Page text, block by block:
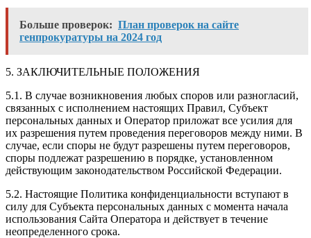
Больше проверок: План проверок на сайте
генпрокуратуры на 2024 год
5. ЗАКЛЮЧИТЕЛЬНЫЕ ПОЛОЖЕНИЯ
5.1. В случае возникновения любых споров или разногласий,
связанных с исполнением настоящих Правил, Субъект
персональных данных и Оператор приложат все усилия для
их разрешения путем проведения переговоров между ними. В
случае, если споры не будут разрешены путем переговоров,
споры подлежат разрешению в порядке, установленном
действующим законодательством Российской Федерации.
5.2. Настоящие Политика конфиденциальности вступают в
силу для Субъекта персональных данных с момента начала
использования Сайта Оператора и действует в течение
неопределенного срока.